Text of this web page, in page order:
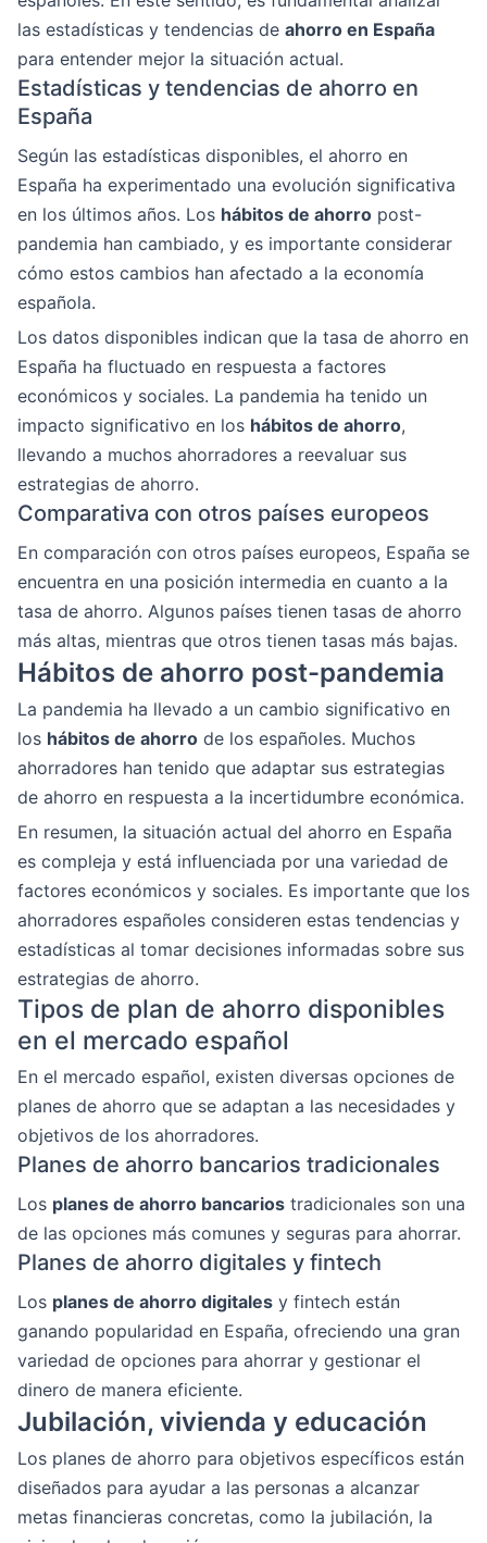
las estadísticas y tendencias de ahorro en España
para entender mejor la situación actual.
Estadísticas y tendencias de ahorro en
España
Según las estadísticas disponibles, el ahorro en
España ha experimentado una evolución significativa
en los últimos años. Los hábitos de ahorro post-
pandemia han cambiado, y es importante considerar
cómo estos cambios han afectado a la economía
española.
Los datos disponibles indican que la tasa de ahorro en
España ha fluctuado en respuesta a factores
económicos y sociales. La pandemia ha tenido un
impacto significativo en los hábitos de ahorro,
llevando a muchos ahorradores a reevaluar sus
estrategias de ahorro.
Comparativa con otros países europeos
En comparación con otros países europeos, España se
encuentra en una posición intermedia en cuanto a la
tasa de ahorro. Algunos países tienen tasas de ahorro
más altas, mientras que otros tienen tasas más bajas.
Hábitos de ahorro post-pandemia
La pandemia ha llevado a un cambio significativo en
los hábitos de ahorro de los españoles. Muchos
ahorradores han tenido que adaptar sus estrategias
de ahorro en respuesta a la incertidumbre económica.
En resumen, la situación actual del ahorro en España
es compleja y está influenciada por una variedad de
factores económicos y sociales. Es importante que los
ahorradores españoles consideren estas tendencias y
estadísticas al tomar decisiones informadas sobre sus
estrategias de ahorro.
Tipos de plan de ahorro disponibles
en el mercado español
En el mercado español, existen diversas opciones de
planes de ahorro que se adaptan a las necesidades y
objetivos de los ahorradores.
Planes de ahorro bancarios tradicionales
Los planes de ahorro bancarios tradicionales son una
de las opciones más comunes y seguras para ahorrar.
Planes de ahorro digitales y fintech
Los planes de ahorro digitales y fintech están
ganando popularidad en España, ofreciendo una gran
variedad de opciones para ahorrar y gestionar el
dinero de manera eficiente.
Jubilación, vivienda y educación
Los planes de ahorro para objetivos específicos están
diseñados para ayudar a las personas a alcanzar
metas financieras concretas, como la jubilación, la